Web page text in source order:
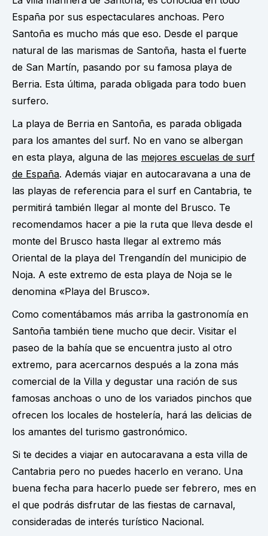
España por sus espectaculares anchoas. Pero
Santoña es mucho más que eso. Desde el parque
natural de las marismas de Santoña, hasta el fuerte
de San Martín, pasando por su famosa playa de
Berria. Esta última, parada obligada para todo buen
surfero.
La playa de Berria en Santoña, es parada obligada
para los amantes del surf. No en vano se albergan
en esta playa, alguna de las mejores escuelas de surf
de España. Además viajar en autocaravana a una de
las playas de referencia para el surf en Cantabria, te
permitirá también llegar al monte del Brusco. Te
recomendamos hacer a pie la ruta que lleva desde el
monte del Brusco hasta llegar al extremo más
Oriental de la playa del Trengandín del municipio de
Noja. A este extremo de esta playa de Noja se le
denomina «Playa del Brusco».
Como comentábamos más arriba la gastronomía en
Santoña también tiene mucho que decir. Visitar el
paseo de la bahía que se encuentra justo al otro
extremo, para acercarnos después a la zona más
comercial de la Villa y degustar una ración de sus
famosas anchoas o uno de los variados pinchos que
ofrecen los locales de hostelería, hará las delicias de
los amantes del turismo gastronómico.
Si te decides a viajar en autocaravana a esta villa de
Cantabria pero no puedes hacerlo en verano. Una
buena fecha para hacerlo puede ser febrero, mes en
el que podrás disfrutar de las fiestas de carnaval,
consideradas de interés turístico Nacional.